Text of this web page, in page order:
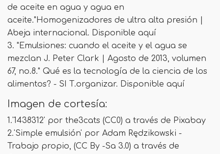
de aceite en agua y agua en
aceite."Homogenizadores de ultra alta presión |
Abeja internacional. Disponible aquí
3. "Emulsiones: cuando el aceite y el agua se
mezclan J. Peter Clark | Agosto de 2013, volumen
67, no.8." Qué es la tecnología de la ciencia de los
alimentos? - SI T.organizar. Disponible aquí
Imagen de cortesía:
1.'1438312' por the3cats (CC0) a través de Pixabay
2.'Simple emulsión' por Adam Rędzikowski -
Trabajo propio, (CC By -Sa 3.0) a través de